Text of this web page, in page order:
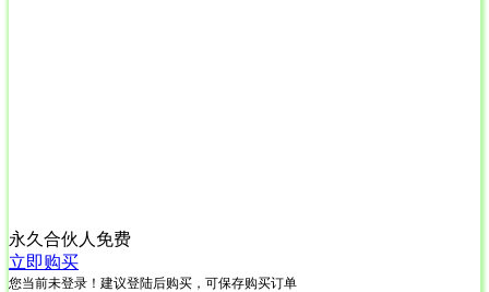
永久合伙人 免费
立即购买
您当前未登录！建议登陆后购买，可保存购买订单